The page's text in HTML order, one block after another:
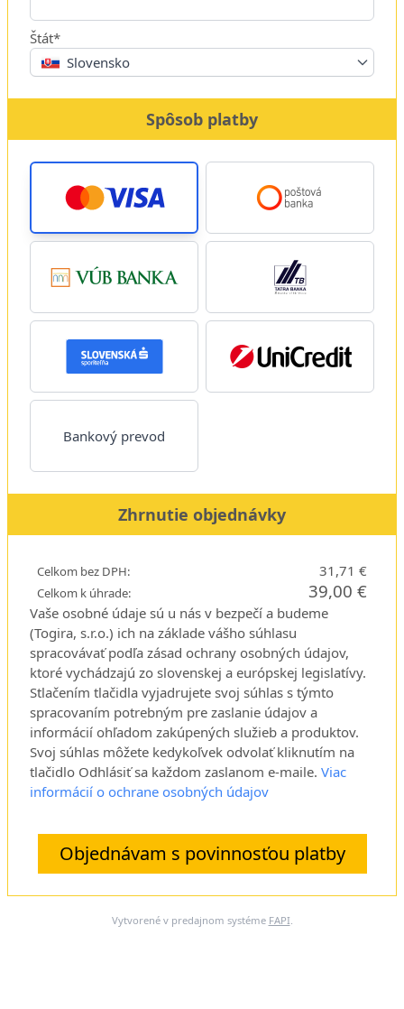
Štát*
Slovensko
Spôsob platby
Bankový prevod
Zhrnutie objednávky
Celkom bez DPH: 31,71 €
Celkom k úhrade: 39,00 €
Vaše osobné údaje sú u nás v bezpečí a budeme
(Togira, s.r.o.) ich na základe vášho súhlasu
spracovávať podľa zásad ochrany osobných údajov,
ktoré vychádzajú zo slovenskej a európskej legislatívy.
Stlačením tlačidla vyjadrujete svoj súhlas s týmto
spracovaním potrebným pre zaslanie údajov a
informácií ohľadom zakúpených služieb a produktov.
Svoj súhlas môžete kedykoľvek odvolať kliknutím na
tlačidlo Odhlásiť sa každom zaslanom e-maile. Viac
informácií o ochrane osobných údajov
Objednávam s povinnosťou platby
Vytvorené v predajnom systéme FAPI.